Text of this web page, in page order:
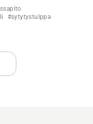
#sytytystulppa